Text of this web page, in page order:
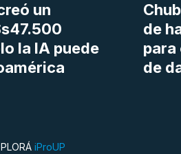
un
la IA puede
de
para
de
iProUP